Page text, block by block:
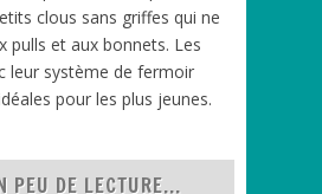
clous sans griffes qui ne
pulls et aux bonnets. Les
leur système de fermoir
pour les plus jeunes.
PEU DE LECTURE...